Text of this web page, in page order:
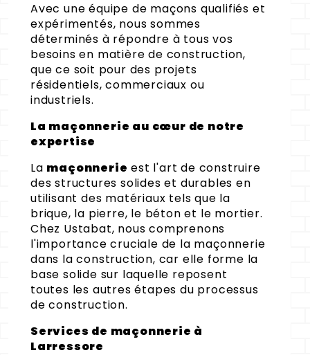
Avec une équipe de maçons qualifiés et
expérimentés, nous sommes
déterminés à répondre à tous vos
besoins en matière de construction,
que ce soit pour des projets
résidentiels, commerciaux ou
industriels.
La maçonnerie au cœur de notre
expertise
La maçonnerie est l'art de construire
des structures solides et durables en
utilisant des matériaux tels que la
brique, la pierre, le béton et le mortier.
Chez Ustabat, nous comprenons
l'importance cruciale de la maçonnerie
dans la construction, car elle forme la
base solide sur laquelle reposent
toutes les autres étapes du processus
de construction.
Services de maçonnerie à
Larressore